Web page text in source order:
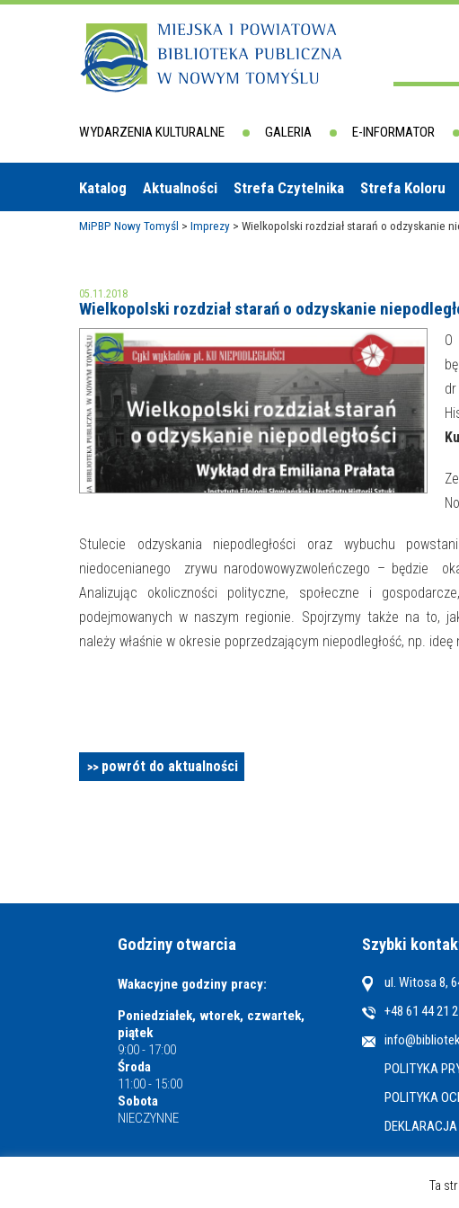
WYDARZENIA KULTURALNE GALERIA E-INFORMATOR
Katalog Aktualności Strefa Czytelnika Strefa Koloru
MiPBP Nowy Tomyśl > Imprezy > Wielkopolski rozdział starań o odzyskanie
05.11.2018
Wielkopolski rozdział starań o odzyskanie
O
dr
Stulecie odzyskania niepodległości oraz wybuchu
niedocenianego zrywu narodowowyzwoleńczego – będzie
Analizując okoliczności polityczne, społeczne i
podejmowanych w naszym regionie. Spojrzymy także na to,
należy właśnie w okresie poprzedzającym niepodległość, np. ideę
powrót do aktualności
Godziny otwarcia
Wakacyjne godziny pracy:
Poniedziałek, wtorek, czwartek,
piątek
9:00 - 17:00
Środa
11:00 - 15:00
Sobota
NIECZYNNE
Szybki
ul. Witosa 8,
+48 61 44 21
POLITYKA
POLITYKA
Ta